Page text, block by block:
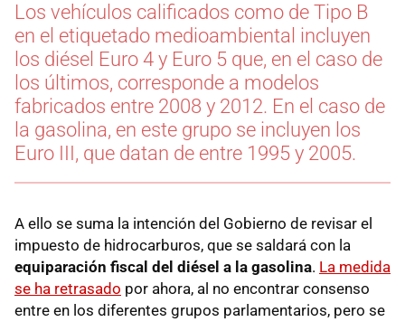
Los vehículos calificados como de Tipo B
en el etiquetado medioambiental incluyen
los diésel Euro 4 y Euro 5 que, en el caso de
los últimos, corresponde a modelos
fabricados entre 2008 y 2012. En el caso de
la gasolina, en este grupo se incluyen los
Euro III, que datan de entre 1995 y 2005.
A ello se suma la intención del Gobierno de revisar el
impuesto de hidrocarburos, que se saldará con la
equiparación fiscal del diésel a la gasolina. La medida
se ha retrasado por ahora, al no encontrar consenso
entre en los diferentes grupos parlamentarios, pero se